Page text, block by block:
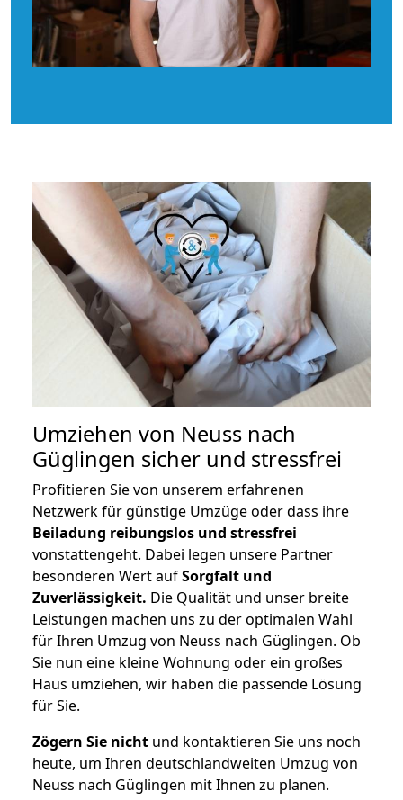
Umziehen von Neuss nach
Güglingen sicher und stressfrei
Profitieren Sie von unserem erfahrenen
Netzwerk für günstige Umzüge oder dass ihre
Beiladung reibungslos und stressfrei
vonstattengeht. Dabei legen unsere Partner
besonderen Wert aufSorgfalt und
Zuverlässigkeit. Die Qualität und unser breite
Leistungen machen uns zu der optimalen Wahl
für Ihren Umzug von Neuss nach Güglingen. Ob
Sie nun eine kleine Wohnung oder ein großes
Haus umziehen, wir haben die passende Lösung
für Sie.
Zögern Sie nicht und kontaktieren Sie uns noch
heute, um Ihren deutschlandweiten Umzug von
Neuss nach Güglingen mit Ihnen zu planen.